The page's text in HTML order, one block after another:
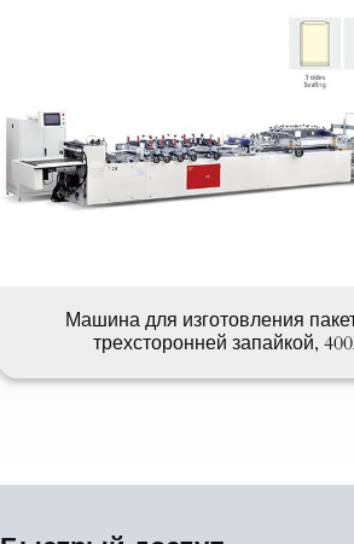
Машина для изготовления
трехсторонней запайкой,